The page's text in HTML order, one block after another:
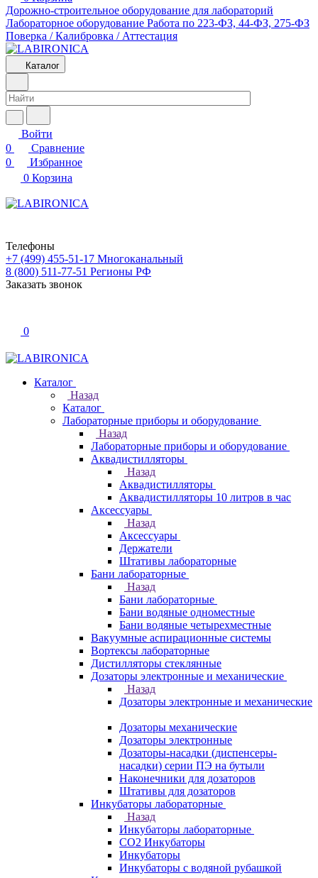
Дорожно-строительное оборудование для лабораторий
Лабораторное оборудование Работа по 223-ФЗ, 44-ФЗ, 275-ФЗ
Поверка / Калибровка / Аттестация
Каталог
Войти
0
Сравнение
0
Избранное
0 Корзина
Телефоны
+7 (499) 455-51-17 Многоканальный
8 (800) 511-77-51 Регионы РФ
Заказать звонок
0
Каталог
Назад
Каталог
Лабораторные приборы и оборудование
Назад
Лабораторные приборы и оборудование
Аквадистилляторы
Назад
Аквадистилляторы
Аквадистилляторы 10 литров в час
Аксессуары
Назад
Аксессуары
Держатели
Штативы лабораторные
Бани лабораторные
Назад
Бани лабораторные
Бани водяные одноместные
Бани водяные четырехместные
Вакуумные аспирационные системы
Вортексы лабораторные
Дистилляторы стеклянные
Дозаторы электронные и механические
Назад
Дозаторы электронные и механические
Дозаторы механические
Дозаторы электронные
Дозаторы-насадки (диспенсеры-
насадки) серии ПЭ на бутыли
Наконечники для дозаторов
Штативы для дозаторов
Инкубаторы лабораторные
Назад
Инкубаторы лабораторные
CO2 Инкубаторы
Инкубаторы
Инкубаторы с водяной рубашкой